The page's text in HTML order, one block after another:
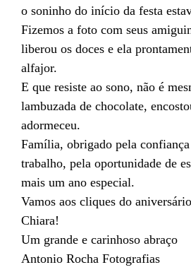
o soninho do início da festa
Fizemos a foto com seus
liberou os doces e ela
alfajor.
E que resiste ao sono, não é
lambuzada de chocolate,
adormeceu.
Família, obrigado pela
trabalho, pela oportunidade de
mais um ano especial.
Vamos aos cliques do
Chiara!
Um grande e carinhoso abraço
Antonio Rocha Fotografias